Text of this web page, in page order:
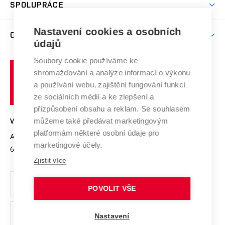
Celoživotní vzdělávání
E-přihláška
Závěrečné práce
Doktorské studium
Studium bez bariér
Podpora podnikání
Mezinárodní vědecká rada
Systém zajišťování kvality výzkumu
Výzkumné infrastruktury
Transfer znalostí
Open Science
Projekty
Projekty ze strukturálních fondů
Specifický výzkum
SPOLUPRÁCE
Firemní spolupráce
Zahraniční spolupráce
Spolupráce se školami
Mezinárodní dohody
Univerzitní sítě
O UNIVERZITĚ
Profil univerzity
Udržitelná univerzita
Podnikavá univerzita / ContriBUTe
Bezpečná univerzita
Vyznamenání
Organizační struktura
Ochrana osobních údajů
odkaz)
učení
technické
Brně
VYSOKÉ UČENÍ TECHNICKÉ V BRNĚ
Antonínská 548/1
602 00 Brno
www.vut.cz
vut@vutbr.cz
Nastavení cookies a osobních
údajů
Soubory cookie používáme ke
shromažďování a analýze informací o výkonu
a používání webu, zajištění fungování funkcí
ze sociálních médií a ke zlepšení a
přizpůsobení obsahu a reklam. Se souhlasem
můžeme také předávat marketingovým
platformám některé osobní údaje pro
marketingové účely.
Zjistit více
POVOLIT VŠE
Nastavení